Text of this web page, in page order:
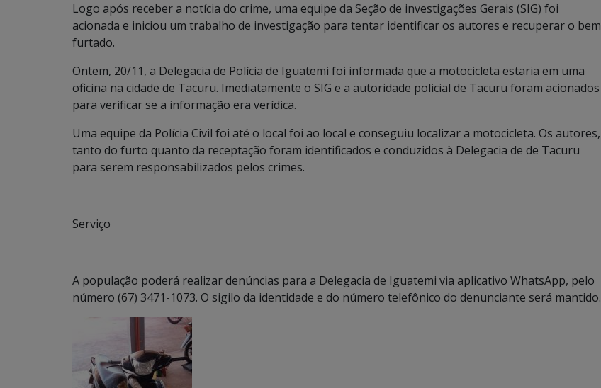
Logo após receber a notícia do crime, uma equipe da Seção de investigações Gerais (SIG) foi
acionada e iniciou um trabalho de investigação para tentar identificar os autores e recuperar o bem
furtado.
Ontem, 20/11, a Delegacia de Polícia de Iguatemi foi informada que a motocicleta estaria em uma
oficina na cidade de Tacuru. Imediatamente o SIG e a autoridade policial de Tacuru foram acionados
para verificar se a informação era verídica.
Uma equipe da Polícia Civil foi até o local foi ao local e conseguiu localizar a motocicleta. Os autores,
tanto do furto quanto da receptação foram identificados e conduzidos à Delegacia de de Tacuru
para serem responsabilizados pelos crimes.
Serviço
A população poderá realizar denúncias para a Delegacia de Iguatemi via aplicativo WhatsApp, pelo
número (67) 3471-1073. O sigilo da identidade e do número telefônico do denunciante será mantido.